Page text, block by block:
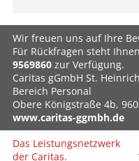
Wir freuen uns auf Ihre
Für Rückfragen steht
9569860zur Verfügung.
Caritas gGmbH St.
Bereich Personal
Obere Königstraße 4b,
www.caritas-ggmbh.de
Das Leistungsnetzwerk
der Caritas.